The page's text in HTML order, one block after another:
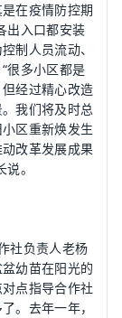
在疫情防控期
出入口都安装
制人员流动、
很多小区都是
经过精心改造
我们将及时总
区重新焕发生
改革发展成果
。
社负责人老杨
幼苗在阳光的
点指导合作社
。去年一年，